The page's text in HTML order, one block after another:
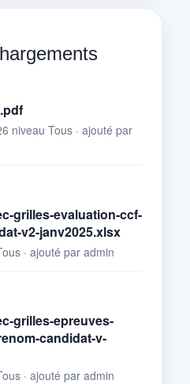
niveau Tous · ajouté par
grilles-evaluation-ccf-
v2-janv2025.xlsx
· ajouté par admin
grilles-epreuves-
candidat-v-
· ajouté par admin